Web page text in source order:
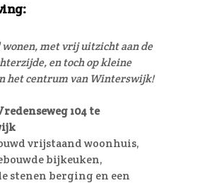
met vrij uitzicht aan de
en toch op kleine
het centrum van Winterswijk!
104 te
vrijstaand woonhuis,
bijkeuken,
stenen berging en een